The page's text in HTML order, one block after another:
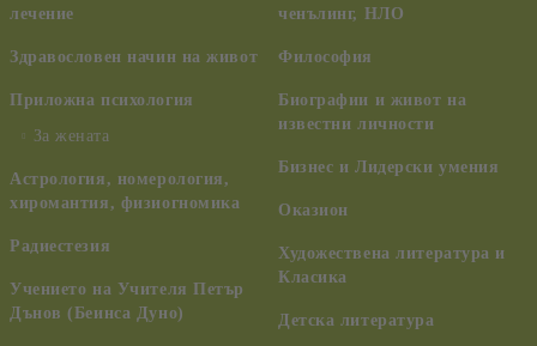
лечение
Здравословен начин на живот
Приложна психология
За жената
Астрология, номерология,
хиромантия, физиогномика
Радиестезия
Учението на Учителя Петър
Дънов (Беинса Дуно)
ченълинг, НЛО
Философия
Биографии и живот на
известни личности
Бизнес и Лидерски умения
Оказион
Художествена литература и
Класика
Детска литература